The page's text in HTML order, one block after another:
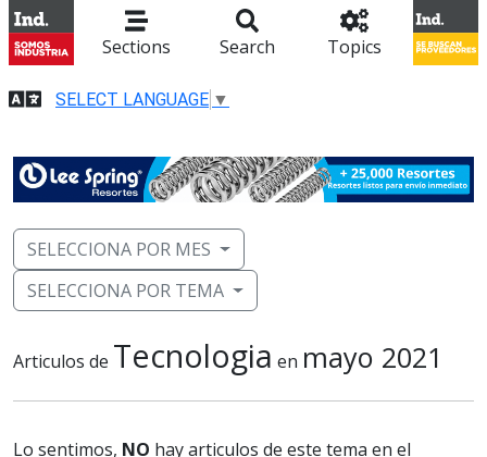
Sections Search Topics
SELECT LANGUAGE ▼
SELECCIONA POR MES
SELECCIONA POR TEMA
Articulos de Tecnologia en mayo 2021
Lo sentimos, NO hay articulos de este tema en el